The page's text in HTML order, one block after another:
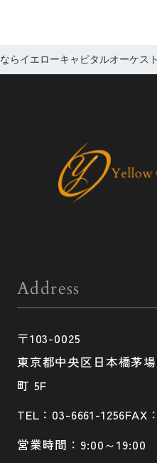
らイエローキャピタルオーケス
Address
〒103-0025
東京都中央区日本橋茅
町 5F
TEL：03-6661-1256FAX
営業時間：9:00～19:00